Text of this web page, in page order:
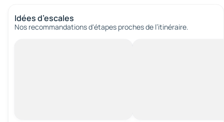
Idées d’escales
Nos recommandations d'étapes proches de l’itinéraire.